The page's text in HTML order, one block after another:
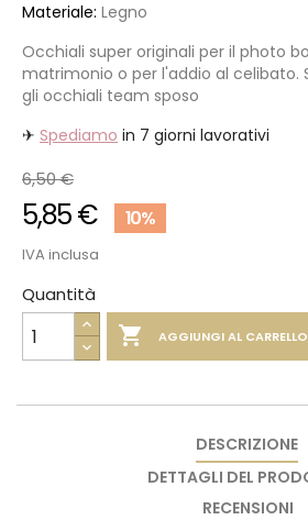
Materiale: Legno
Occhiali super originali per il photo
matrimonio o per l'addio al celibato.
gli occhiali team sposo
✈ Spediamo in 7 giorni lavorativi
6,50 €
5,85 € 10%
IVA inclusa
Quantità
 AGGIUNGI AL CARRELLO
DESCRIZIONE
DETTAGLI DEL
RECENSIONI